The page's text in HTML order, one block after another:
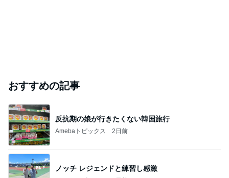
おすすめの記事
反抗期の娘が行きたくない韓国旅行
Amebaトピックス 2日前
ノッチ レジェンドと練習し感激